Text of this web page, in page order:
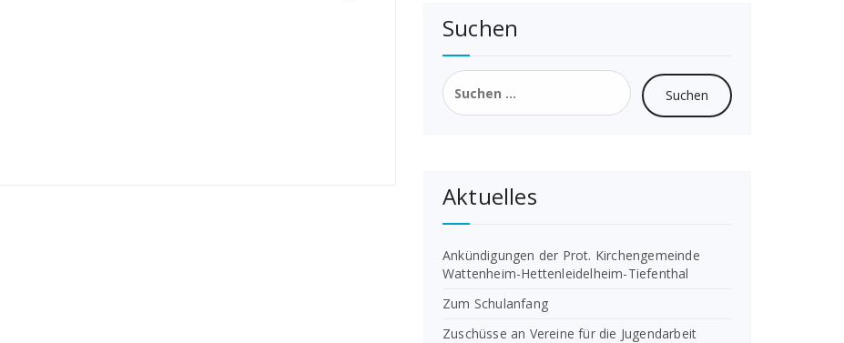
Suchen
Suchen
nach:
Aktuelles
Ankündigungen der Prot. Kirchengemeinde
Wattenheim-Hettenleidelheim-Tiefenthal
Zum Schulanfang
Zuschüsse an Vereine für die Jugendarbeit